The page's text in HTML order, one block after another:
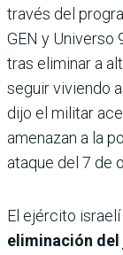
través del
GEN y Universo
tras eliminar a
seguir viviendo
dijo el militar
amenazan a la
ataque del 7 de
El ejército
eliminación del